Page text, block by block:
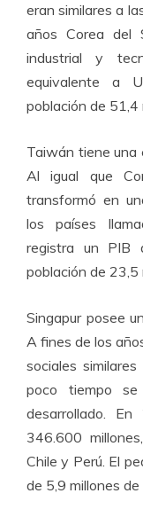
eran similares a
años Corea del
industrial y
equivalente a
población de 51,4
Taiwán tiene
Al igual que
transformó en
los países
registra un PIB
población de 23,5
Singapur posee
A fines de los
sociales
poco tiempo
desarrollado.
346.600
Chile y Perú. El
de 5,9 millones